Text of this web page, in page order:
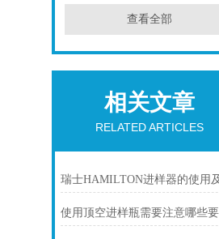
查看全部
相关文章
RELATED ARTICLES